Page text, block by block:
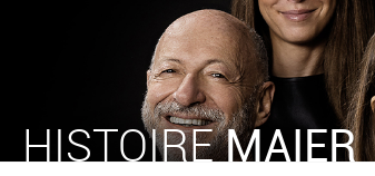
HISTOIREMAIER